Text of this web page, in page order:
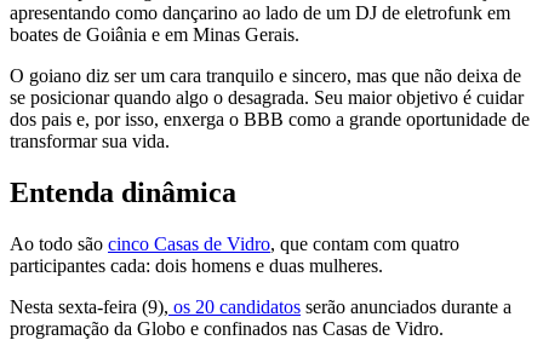
apresentando como dançarino ao lado de um DJ de eletrofunk em
boates de Goiânia e em Minas Gerais.
O goiano diz ser um cara tranquilo e sincero, mas que não deixa de
se posicionar quando algo o desagrada. Seu maior objetivo é cuidar
dos pais e, por isso, enxerga o BBB como a grande oportunidade de
transformar sua vida.
Entenda dinâmica
Ao todo são cinco Casas de Vidro, que contam com quatro
participantes cada: dois homens e duas mulheres.
Nesta sexta-feira (9), os 20 candidatos serão anunciados durante a
programação da Globo e confinados nas Casas de Vidro.